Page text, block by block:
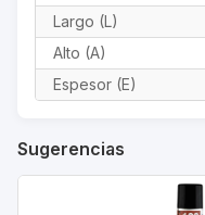
Largo (L)
Alto (A)
Espesor (E)
Sugerencias